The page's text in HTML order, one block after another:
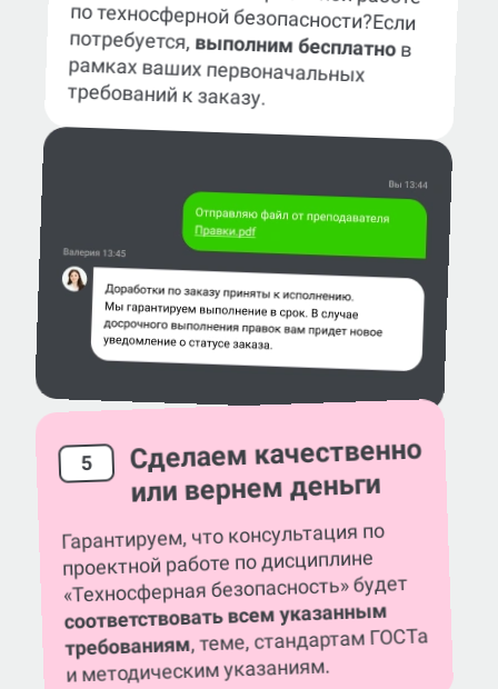
по техносферной безопасности?Если
потребуется, выполним бесплатнов
рамках ваших первоначальных
требований к заказу.
5 Сделаем качественно
или вернем деньги
Гарантируем, что консультация по
проектной работе по дисциплине
«Техносферная безопасность» будет
соответствовать всем указанным
требованиям, теме, стандартам ГОСТа
и методическим указаниям.